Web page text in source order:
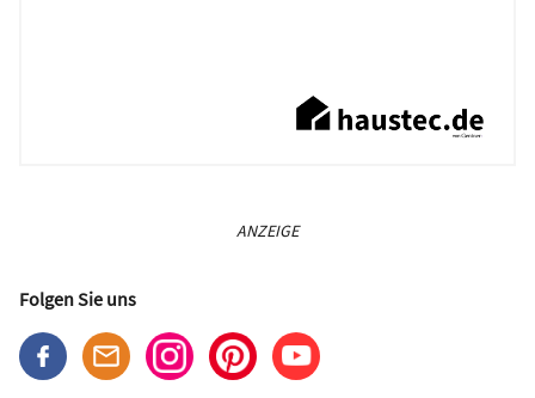
ANZEIGE
Folgen Sie uns